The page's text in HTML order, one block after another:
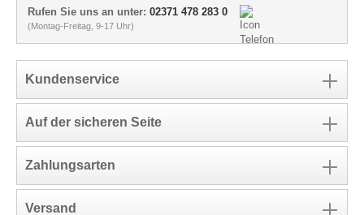
Rufen Sie uns an unter: 02371 478 283 0
(Montag-Freitag, 9-17 Uhr)
Kundenservice
Auf der sicheren Seite
Zahlungsarten
Versand